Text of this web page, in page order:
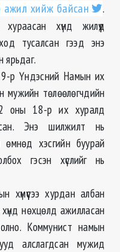
ажил хийж байсан
.
хүнд жилүүд
тусалсан гээд энэ
ярьдаг.
р Үндэсний Намын их
төлөөлөгчдийн
оны 18-р их хуралд
Энэ шилжилт нь
хэсгийн буурай
гэсэн хүслийг нь
хүмүүсээ хурдан албан
нөхцөлд ажилласан
Коммунист намын
алслагдсан мужид